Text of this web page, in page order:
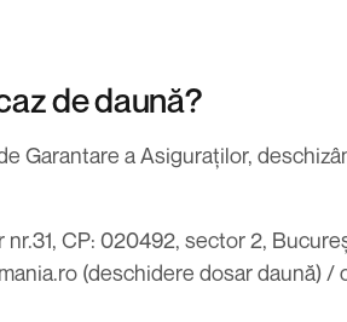
de daună?
Garantare a Asiguraților,
CP: 020492, sector 2,
(deschidere dosar daună) /